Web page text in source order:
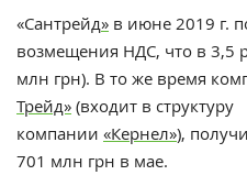
«Сантрейд» в июне 2019 г.
возмещения НДС, что в 3,5
млн грн). В то же время
Трейд» (входит в структуру
компании «Кернел»),
701 млн грн в мае.